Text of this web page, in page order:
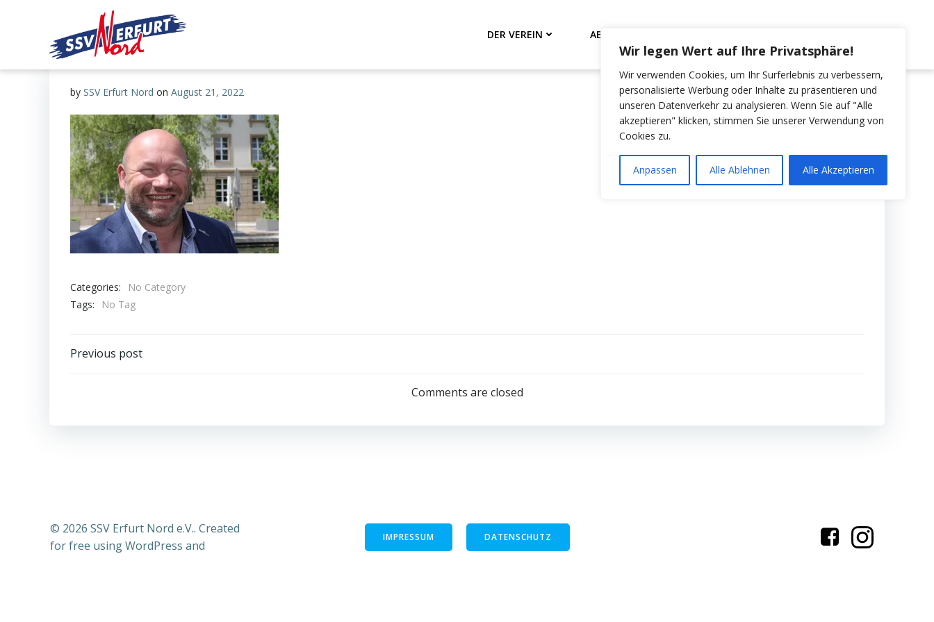
Wir legen Wert auf Ihre Privatsphäre!
Wir verwenden Cookies, um Ihr Surferlebnis zu verbessern,
personalisierte Werbung oder Inhalte zu präsentieren und
unseren Datenverkehr zu analysieren. Wenn Sie auf "Alle
akzeptieren" klicken, stimmen Sie unserer Verwendung von
Cookies zu.
Anpassen Alle Ablehnen Alle Akzeptieren
DER VEREIN ABTEILUNGEN
by SSV Erfurt Nord on August 21, 2022
Categories:
No Category
Tags:
No Tag
Post
Previous post
Comments are closed
© 2026 SSV Erfurt Nord e.V.. Created
for free using WordPress and
IMPRESSUM DATENSCHUTZ